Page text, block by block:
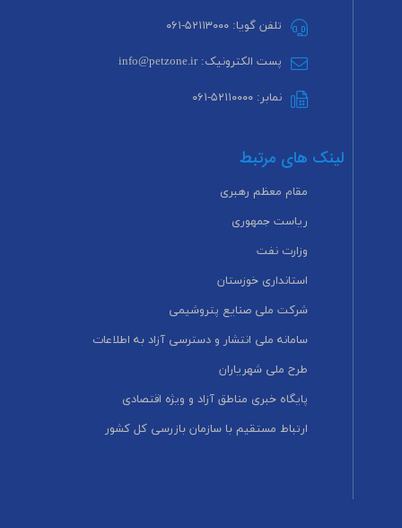
تلفن گویا: ۵۲۱۱۳۰۰۰-۰۶۱
پست الکترونیک: info@petzone.ir
نمابر: ۵۲۱۱۰۰۰۰-۰۶۱
لینک های مرتبط
مقام معظم رهبری
ریاست جمهوری
وزارت نفت
استانداری خوزستان
شرکت ملی صنایع پتروشیمی
سامانه ملی انتشار و دسترسی آزاد به اطلاعات
طرح ملی شهریاران
پایگاه خبری مناطق آزاد و ویژه اقتصادی
ارتباط مستقیم با سازمان بازرسی کل کشور